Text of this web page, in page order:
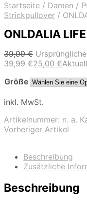
Startseite / Damen /
Strickpullover /
ONLDALIA
39,99€
39,99 €25,00 €
Größe
inkl. MwSt.
Artikelnummer: n. a.
Vorheriger Artikel
Beschreibung
Zusätzliche
Beschreibung